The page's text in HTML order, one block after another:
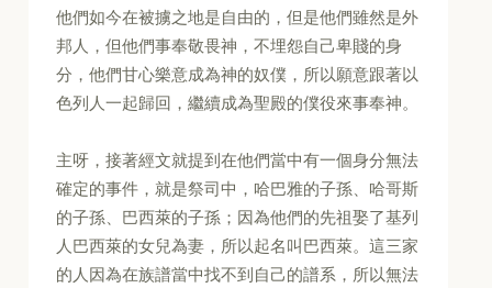
他們如今在被擄之地是自由的，但是他們雖然是外
邦人，但他們事奉敬畏神，不埋怨自己卑賤的身
分，他們甘心樂意成為神的奴僕，所以願意跟著以
色列人一起歸回，繼續成為聖殿的僕役來事奉神。
主呀，接著經文就提到在他們當中有一個身分無法
確定的事件，就是祭司中，哈巴雅的子孫、哈哥斯
的子孫、巴西萊的子孫；因為他們的先祖娶了基列
人巴西萊的女兒為妻，所以起名叫巴西萊。這三家
的人因為在族譜當中找不到自己的譜系，所以無法